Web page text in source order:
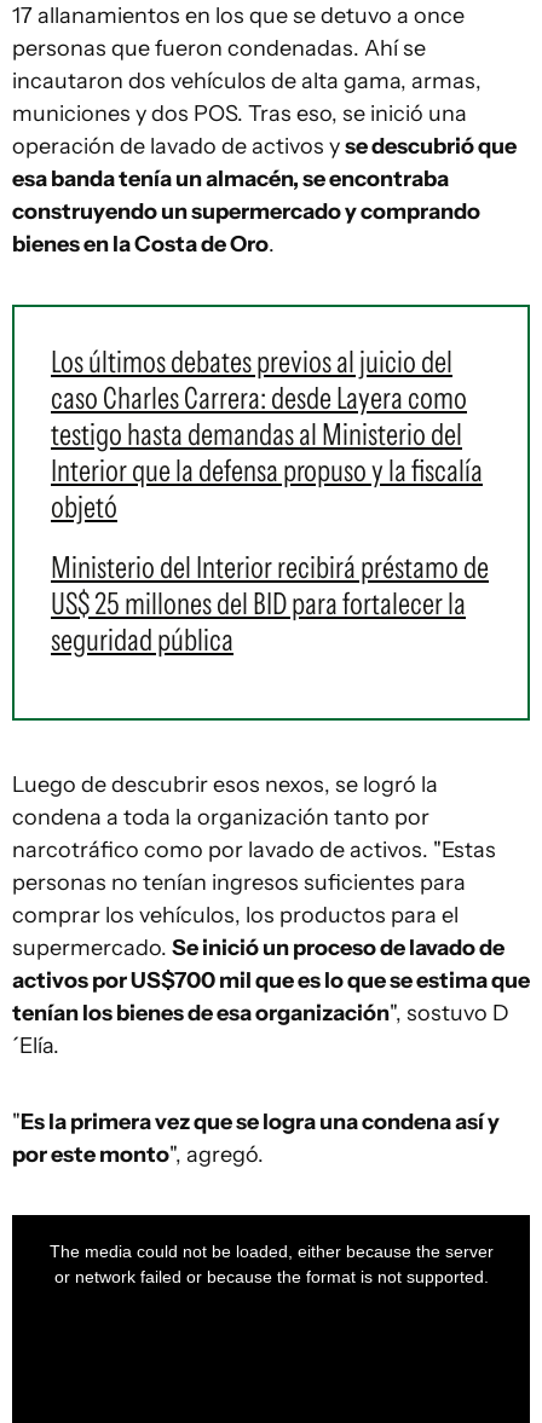
17 allanamientos en los que se detuvo a once
personas que fueron condenadas. Ahí se
incautaron dos vehículos de alta gama, armas,
municiones y dos POS. Tras eso, se inició una
operación de lavado de activos yse descubrió que
esa banda tenía un almacén, se encontraba
construyendo un supermercado y comprando
bienes en la Costa de Oro.
Los últimos debates previos al juicio del
caso Charles Carrera: desde Layera como
testigo hasta demandas al Ministerio del
Interior que la defensa propuso y la fiscalía
objetó
Ministerio del Interior recibirá préstamo de
US$ 25 millones del BID para fortalecer la
seguridad pública
Luego de descubrir esos nexos, se logró la
condena a toda la organización tanto por
narcotráfico como por lavado de activos. "Estas
personas no tenían ingresos suficientes para
comprar los vehículos, los productos para el
supermercado. Se inició un proceso de lavado de
activos por US$700 mil que es lo que se estima que
tenían los bienes de esa organización", sostuvo D
´Elía.
"Es la primera vez que se logra una condena así y
por este monto", agregó.
The media could not be loaded, either because the server
or network failed or because the format is not supported.